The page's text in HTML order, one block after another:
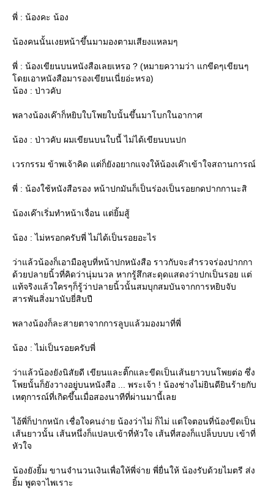
พี่ : น้องคะ น้อง
น้องคนนั้นเงยหน้าขึ้นมามองตามเสียงแหลมๆ
พี่ : น้องเขียนบนหนังสือเลยเหรอ ? (หมายความว่า แกขีดๆเขียนๆ
ดยเอาหนังสือมารองเขียนเนี่ยอ่ะหรอ)
น้อง : ป่าวคับ
พลางน้องเค๊าก็หยิบใบโพยใบนั้นขึ้นมาโบกในอากาศ
น้อง : ป่าวคับ ผมเขียนบนใบนี้ ไม่ได้เขียนบนปก
เวรกรรม ข้าพเจ้าคิด แต่ก็ยังอยากแจงให้น้องเค๊าเข้าใจสถานการณ์
พี่ : น้องใช้หนังสือรอง หน้าปกมันก็เป็นร่องเป็นรอยกดปากกานะสิ
น้องเค๊าเริ่มทำหน้าเจื่อน แต่ยิ้มสู้
น้อง : ไม่หรอกครับพี่ ไม่ได้เป็นรอยอะไร
ว่าแล้วน้องก็เอามือลูบที่หน้าปกหนังสือ ราวกับจะสำรวจร่องปากกา
ด้วยปลายนิ้วที่คิดว่านุ่มนวล หากรู้สึกสะดุดแสดงว่าปกเป็นรอย แต่
ท้จริงแล้วใครๆก็รู้ว่าปลายนิ้วนั้นสมบุกสมบันจากการหยิบจับ
สารพันสิ่งมานับยี่สิบปี
พลางน้องก็ละสายตาจากการลูบแล้วมองมาที่พี่
น้อง : ไม่เป็นรอยครับพี่
ว่าแล้วน้องยังนิสัยดี เขียนและติ๊กและขีดเป็นเส้นยาวบนโพยต่อ ซึ่ง
พยนั้นก็ยังวางอยู่บนหนังสือ ... พระเจ้า ! น้องช่างไม่ยินดียินร้ายกับ
เหตุการณ์ที่เกิดขึ้นเมื่อสองนาทีที่ผ่านมานี้เล
ไอ้พี่ก็ปากหนัก เชื่อใจคนง่าย น้องว่าไม่ ก็ไม่ แต่ใจตอนที่น้องขีดเป็น
เส้นยาวนั้น เส้นหนึ่งก็แปลบเข้าที่หัวใจ เส้นที่สองก็แปล็บบบบ เข้าที่
หัวใจ
น้องยังยิ้ม ขานจำนวนเงินเพื่อให้พี่จ่าย พี่ยื่นให้ น้องรับด้วยไมตรี ส่ง
ิ้ม พูดจาไพเราะ